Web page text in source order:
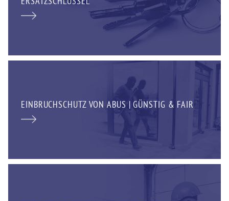
EINBRUCHSCHUTZ VON ABUS | GÜNSTIG & FAIR